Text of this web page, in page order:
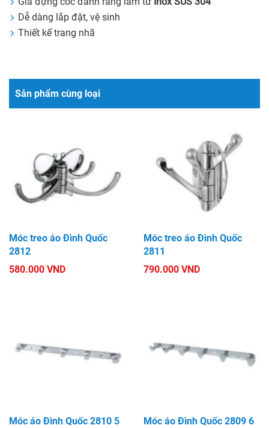
Dễ dàng lắp đặt, vệ sinh
Thiết kế trang nhã
Sản phẩm cùng loại
Móc treo áo Đình Quốc
2812
580.000 VND
Móc treo áo Đình Quốc
2811
790.000 VND
Móc áo Đình Quốc 2810 5
Móc áo Đình Quốc 2809 6